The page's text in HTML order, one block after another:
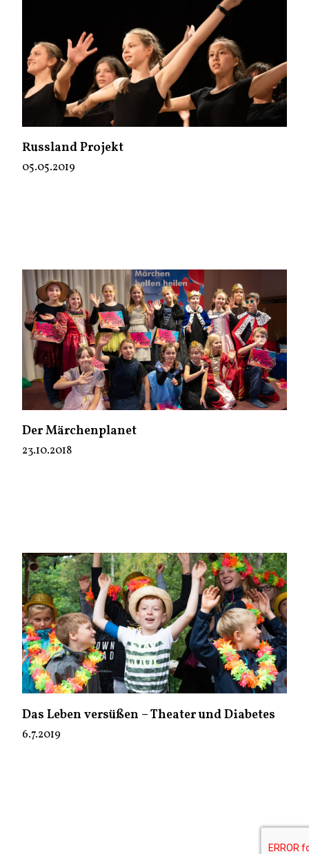
Russland Projekt
05.05.2019
Der Märchenplanet
23.10.2018
Das Leben versüßen – Theater und Diabetes
6.7.2019